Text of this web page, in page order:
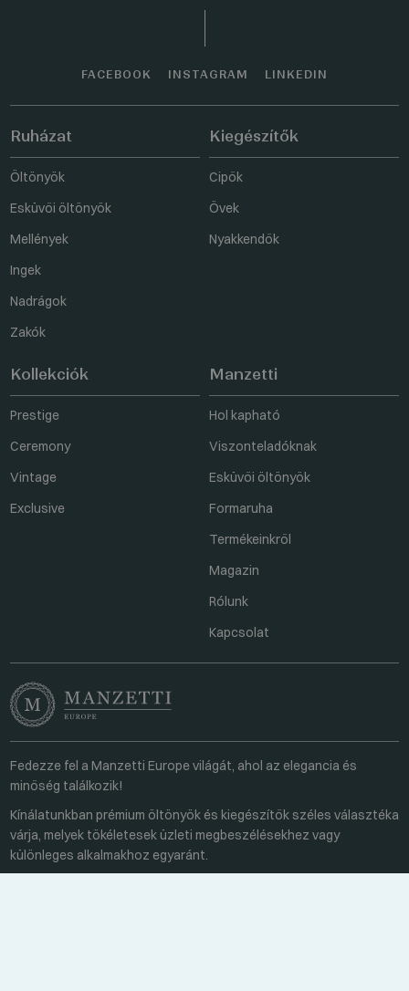
FACEBOOK INSTAGRAM LINKEDIN
Ruházat
Öltönyök
Esküvői öltönyök
Mellények
Ingek
Nadrágok
Zakók
Kiegészítők
Cipők
Övek
Nyakkendők
Kollekciók
Prestige
Ceremony
Vintage
Exclusive
Manzetti
Hol kapható
Viszonteladóknak
Esküvői öltönyök
Formaruha
Termékeinkről
Magazin
Rólunk
Kapcsolat
Fedezze fel a Manzetti Europe világát, ahol az elegancia és
minőség találkozik!
Kínálatunkban prémium öltönyök és kiegészítők széles választéka
várja, melyek tökéletesek üzleti megbeszélésekhez vagy
különleges alkalmakhoz egyaránt.